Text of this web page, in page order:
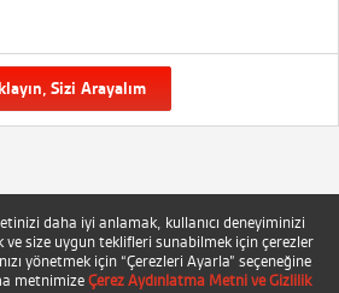
Sizi Arayalım